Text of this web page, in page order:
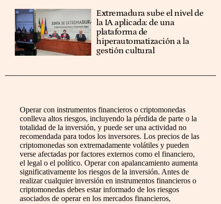
Extremadura sube el nivel de
la IA aplicada: de una
plataforma de
hiperautomatización a la
gestión cultural
Operar con instrumentos financieros o criptomonedas
conlleva altos riesgos, incluyendo la pérdida de parte o la
totalidad de la inversión, y puede ser una actividad no
recomendada para todos los inversores. Los precios de las
criptomonedas son extremadamente volátiles y pueden
verse afectadas por factores externos como el financiero,
el legal o el político. Operar con apalancamiento aumenta
significativamente los riesgos de la inversión. Antes de
realizar cualquier inversión en instrumentos financieros o
criptomonedas debes estar informado de los riesgos
asociados de operar en los mercados financieros,